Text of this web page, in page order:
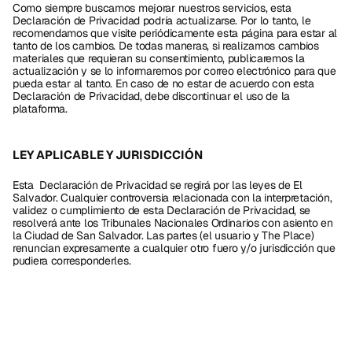
Como siempre buscamos mejorar nuestros servicios, esta
Declaración de Privacidad podría actualizarse. Por lo tanto, le
recomendamos que visite periódicamente esta página para estar al
tanto de los cambios. De todas maneras, si realizamos cambios
materiales que requieran su consentimiento, publicaremos la
actualización y se lo informaremos por correo electrónico para que
pueda estar al tanto. En caso de no estar de acuerdo con esta
Declaración de Privacidad, debe discontinuar el uso de la
plataforma.
LEY APLICABLE Y JURISDICCIÓN
Esta  Declaración de Privacidad se regirá por las leyes de El
Salvador. Cualquier controversia relacionada con la interpretación,
validez o cumplimiento de esta Declaración de Privacidad, se
resolverá ante los Tribunales Nacionales Ordinarios con asiento en
la Ciudad de San Salvador. Las partes (el usuario y The Place)
renuncian expresamente a cualquier otro fuero y/o jurisdicción que
pudiera corresponderles.